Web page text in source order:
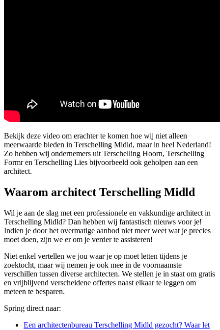
Bekijk deze video om erachter te komen hoe wij niet alleen
meerwaarde bieden in Terschelling Midld, maar in heel Nederland!
Zo hebben wij ondernemers uit Terschelling Hoorn, Terschelling
Formr en Terschelling Lies bijvoorbeeld ook geholpen aan een
architect.
Waarom architect Terschelling Midld
Wil je aan de slag met een professionele en vakkundige architect in
Terschelling Midld? Dan hebben wij fantastisch nieuws voor je!
Indien je door het overmatige aanbod niet meer weet wat je precies
moet doen, zijn we er om je verder te assisteren!
Niet enkel vertellen we jou waar je op moet letten tijdens je
zoektocht, maar wij nemen je ook mee in de voornaamste
verschillen tussen diverse architecten. We stellen je in staat om gratis
en vrijblijvend verscheidene offertes naast elkaar te leggen om
meteen te besparen.
Spring direct naar:
Een architectenbureau Terschelling Midld gezocht? Waar let